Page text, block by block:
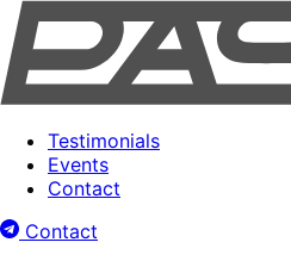
Testimonials
Events
Contact
Contact